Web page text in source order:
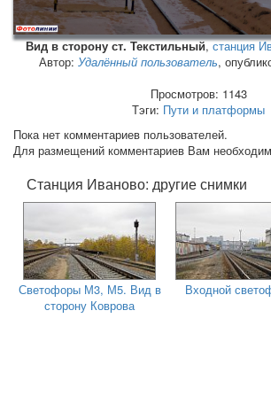
Вид в сторону ст. Текстильный,станция
Автор: Удалённый пользователь,
Просмотров: 1143
Тэги: Пути и платформы
Пока нет комментариев пользователей.
Для размещений комментариев Вам
Станция Иваново: другие снимки
Светофоры М3, М5. Вид в
сторону Коврова
Входной